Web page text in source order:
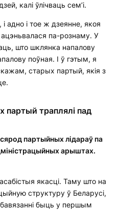
калі ўлічваць сем’і.
адно і тое ж дзеянне, якоя
ацэньвалася па-рознаму. У
што шклянка напалову
поўная. І ў гэтым, я
старых партый, якія з
партый траплялі пад
партыйных лідараў па
арыштах.
якасці. Таму што на
структуру ў Беларусі,
быць у першым